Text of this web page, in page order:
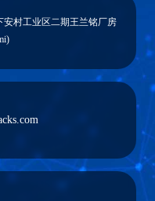
安村工业区二期王兰铭厂房